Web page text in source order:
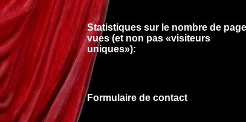
Statistiques sur le nombre de
vues (et non pas «visiteurs
uniques»):
Formulaire de contact